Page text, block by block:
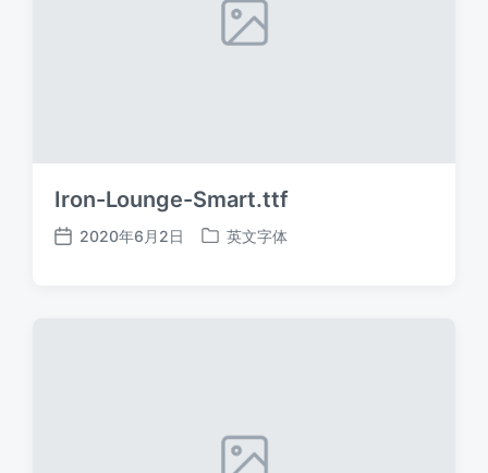
Iron-Lounge-Smart.ttf
发
2020年6月2日
发
英文字体